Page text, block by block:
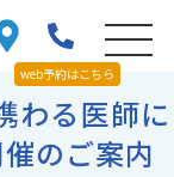
web予約はこちら
わる医師に
のご案内